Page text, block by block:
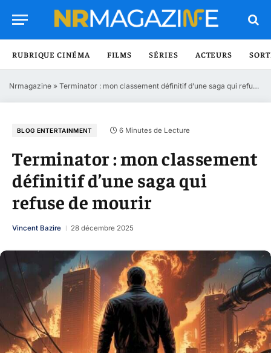
RUBRIQUE CINÉMA FILMS SÉRIES ACTEURS
Nrmagazine » Terminator : mon classement définitif d’une saga qui refuse de mourir
BLOG ENTERTAINMENT 6 Minutes de Lecture
Terminator : mon classement
définitif d’une saga qui
refuse de mourir
Vincent Bazire 28 décembre 2025